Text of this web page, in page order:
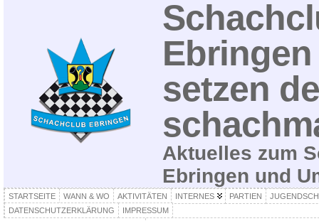
setzen
Aktuelles zum
Ebringen und
STARTSEITE WANN & WO AKTIVITÄTEN INTERNES PARTIEN
DATENSCHUTZERKLÄRUNG
IMPRESSUM